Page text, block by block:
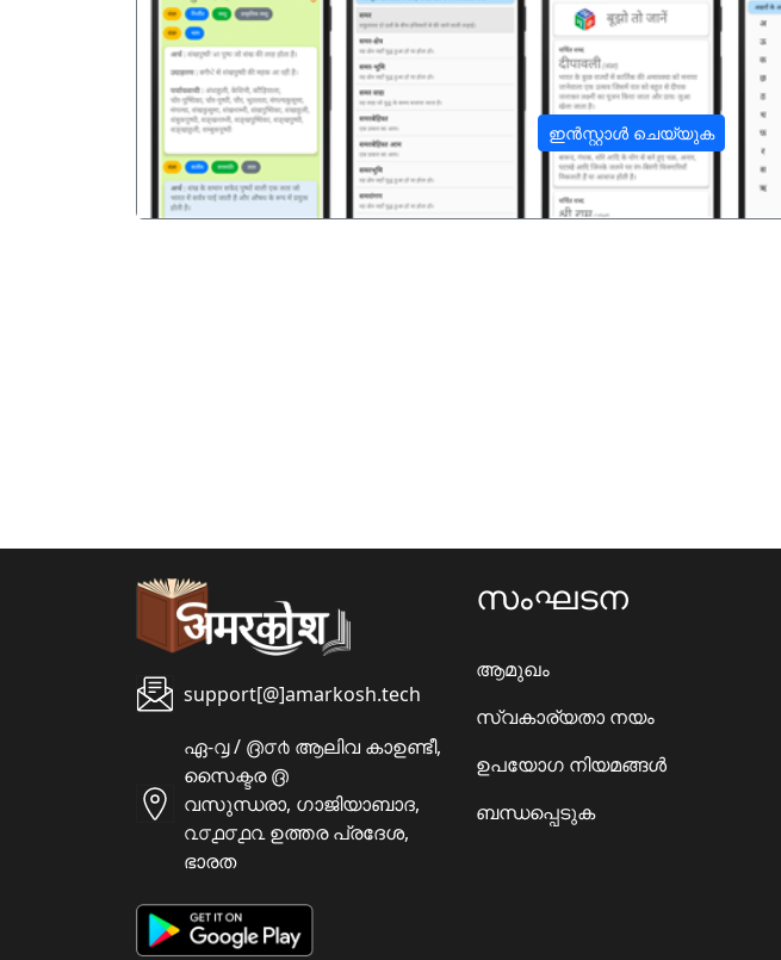
ഇൻസ്റ്റാൾ ചെയ്യുക
पिछला
support[@]amarkosh.tech
ഏ-൮ / ൫൦൪ ആലിവ കാഉണ്ടീ,
സൈക്ടര ൫
വസുന്ധരാ, ഗാജിയാബാദ,
൨൦൧൦൧൨ ഉത്തര പ്രദേശ,
ഭാരത
സംഘടന
ആമുഖം
സ്വകാര്യതാ നയം
ഉപയോഗ നിയമങ്ങൾ
ബന്ധപ്പെടുക